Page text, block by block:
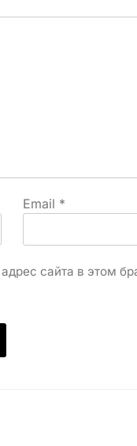
Email *
сайта в этом